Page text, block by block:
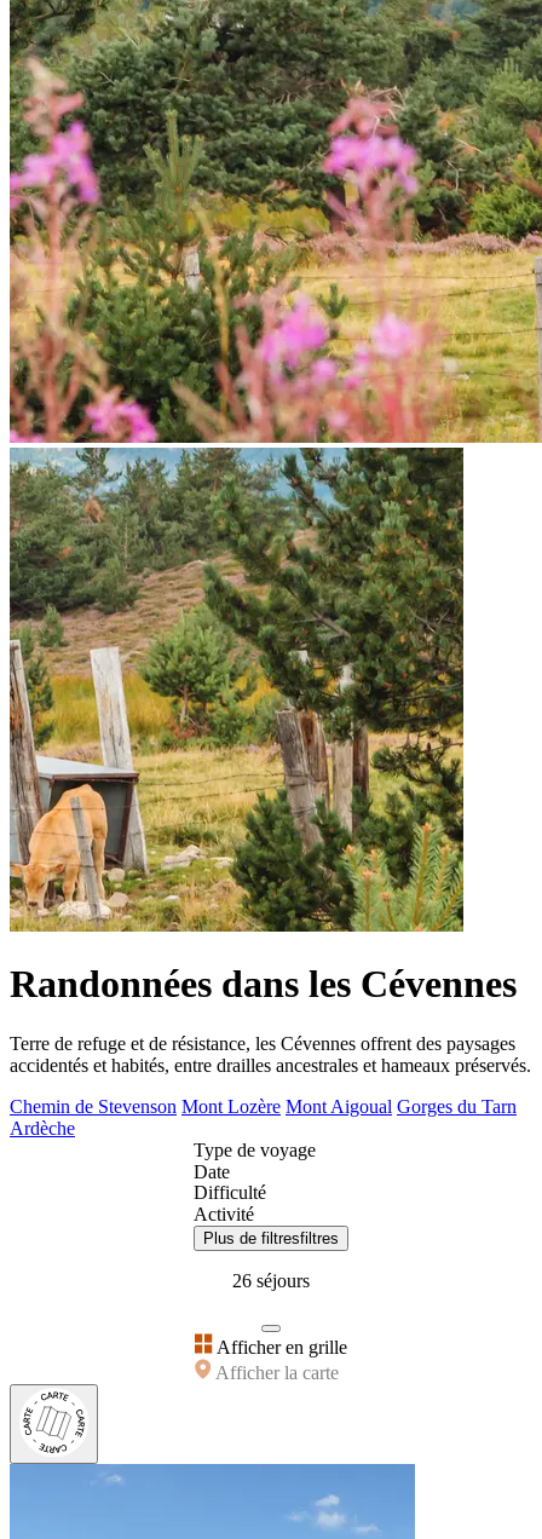
Randonnées dans les Cévennes
Terre de refuge et de résistance, les Cévennes offrent des paysages
accidentés et habités, entre drailles ancestrales et hameaux préservés.
Chemin de Stevenson Mont Lozère Mont Aigoual Gorges du Tarn
Ardèche
Type de voyage
Date
Difficulté
Activité
Plus de filtresfiltres
26 séjours
Afficher en grille
Afficher la carte